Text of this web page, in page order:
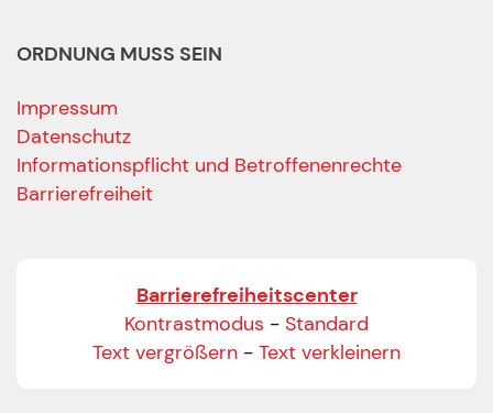
ORDNUNG MUSS SEIN
Impressum
Datenschutz
Informationspflicht und Betroffenenrechte
Barrierefreiheit
Barrierefreiheitscenter
Kontrastmodus - Standard
Text vergrößern - Text verkleinern